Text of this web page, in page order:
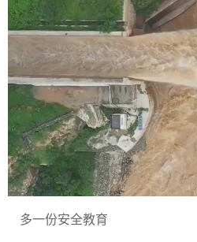
多一份安全教育